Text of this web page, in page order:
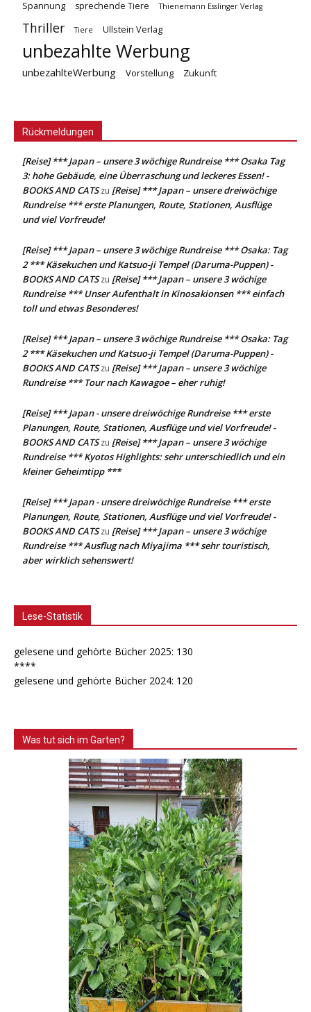
Spannung sprechende Tiere Thienemann Esslinger Verlag
Thriller Tiere Ullstein Verlag
unbezahlte Werbung
unbezahlteWerbung Vorstellung Zukunft
Rückmeldungen
[Reise] *** Japan – unsere 3 wöchige Rundreise *** Osaka Tag
3: hohe Gebäude, eine Überraschung und leckeres Essen! -
BOOKS AND CATSzu [Reise] *** Japan – unsere dreiwöchige
Rundreise *** erste Planungen, Route, Stationen, Ausflüge
und viel Vorfreude!
[Reise] *** Japan – unsere 3 wöchige Rundreise *** Osaka: Tag
2 *** Käsekuchen und Katsuo-ji Tempel (Daruma-Puppen) -
BOOKS AND CATSzu [Reise] *** Japan – unsere 3 wöchige
Rundreise *** Unser Aufenthalt in Kinosakionsen *** einfach
toll und etwas Besonderes!
[Reise] *** Japan – unsere 3 wöchige Rundreise *** Osaka: Tag
2 *** Käsekuchen und Katsuo-ji Tempel (Daruma-Puppen) -
BOOKS AND CATSzu [Reise] *** Japan – unsere 3 wöchige
Rundreise *** Tour nach Kawagoe – eher ruhig!
[Reise] *** Japan - unsere dreiwöchige Rundreise *** erste
Planungen, Route, Stationen, Ausflüge und viel Vorfreude! -
BOOKS AND CATSzu [Reise] *** Japan – unsere 3 wöchige
Rundreise *** Kyotos Highlights: sehr unterschiedlich und ein
kleiner Geheimtipp ***
[Reise] *** Japan - unsere dreiwöchige Rundreise *** erste
Planungen, Route, Stationen, Ausflüge und viel Vorfreude! -
BOOKS AND CATSzu [Reise] *** Japan – unsere 3 wöchige
Rundreise *** Ausflug nach Miyajima *** sehr touristisch,
aber wirklich sehenswert!
Lese-Statistik
gelesene und gehörte Bücher 2025: 130
****
gelesene und gehörte Bücher 2024: 120
Was tut sich im Garten?